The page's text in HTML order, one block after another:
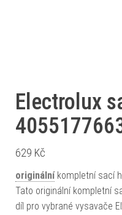
Electrolux
629 Kč
originálníkompletní sací
Tato originální kompletní
díl pro vybrané vysavače